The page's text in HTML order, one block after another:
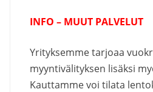
INFO – MUUT PALVELUT
Yrityksemme tarjoaa
myyntivälityksen lisäksi
Kauttamme voi tilata